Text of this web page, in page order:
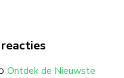
Ontdek de Nieuwste